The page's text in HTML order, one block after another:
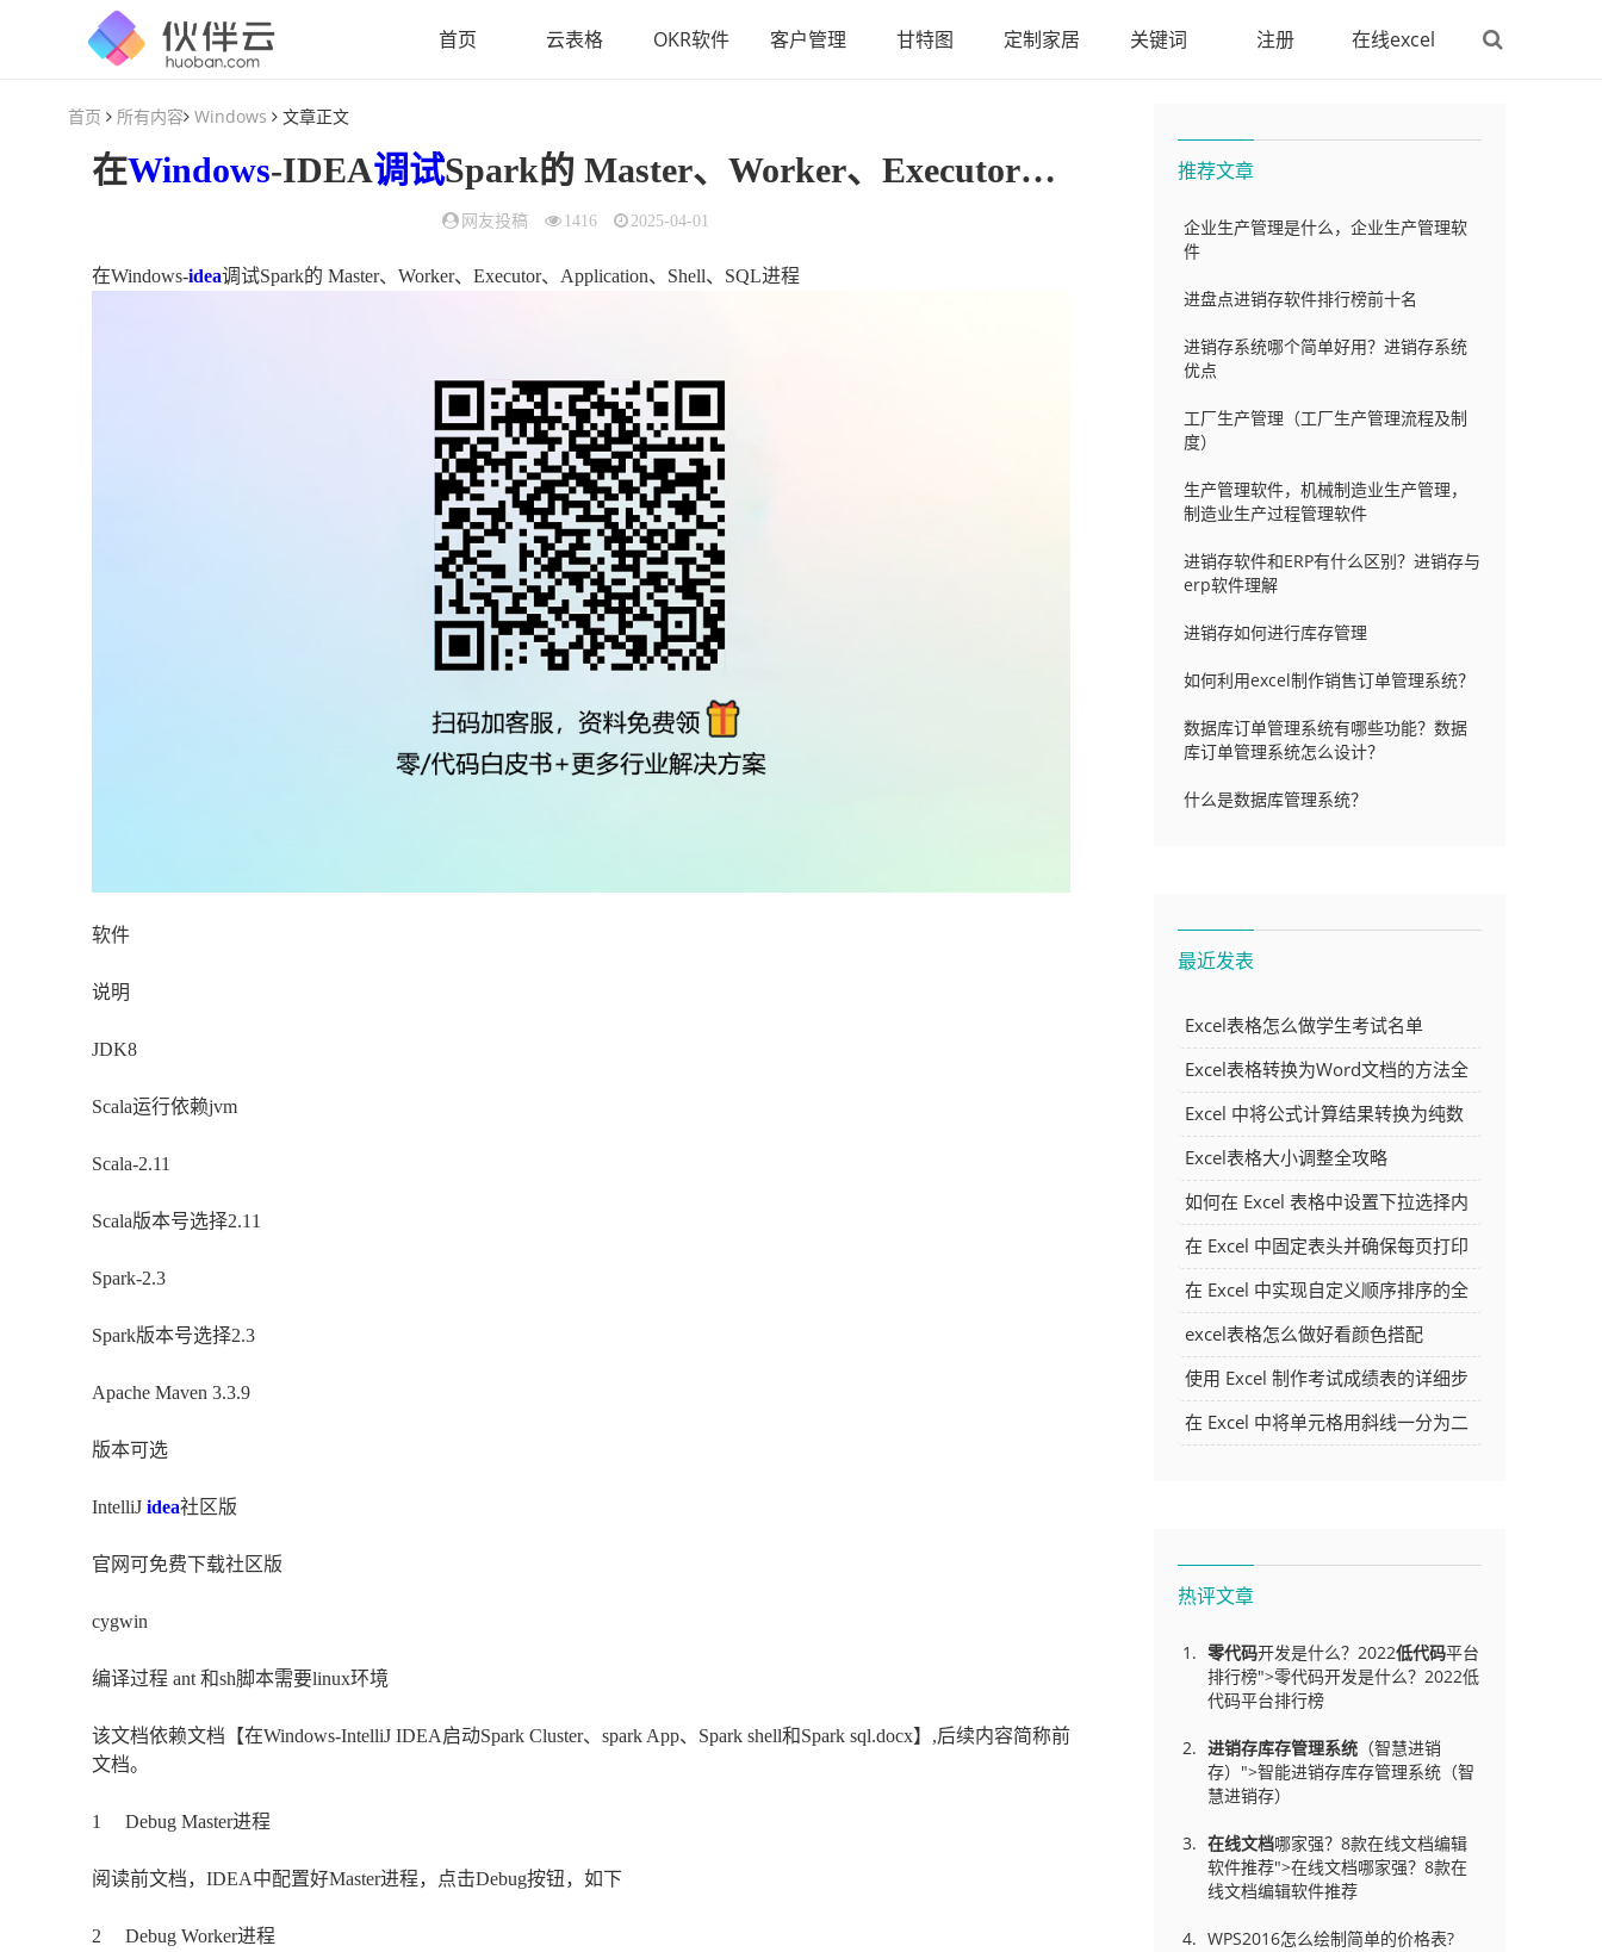
首页 云表格 OKR软件 客户管理 甘特图 定制家居 关键词 注册 在线excel
首页 所有内容 Windows 文章正文
在Windows-IDEA调试Spark的 Master、Worker、Executor、Application、Shell
网友投稿 1416 2025-04-01
在Windows-idea调试Spark的 Master、Worker、Executor、Application、Shell、SQL进程
软件
说明
JDK8
Scala运行依赖jvm
Scala-2.11
Scala版本号选择2.11
Spark-2.3
Spark版本号选择2.3
Apache Maven 3.3.9
版本可选
IntelliJ idea社区版
官网可免费下载社区版
cygwin
编译过程 ant 和sh脚本需要linux环境
该文档依赖文档【在Windows-IntelliJ IDEA启动Spark Cluster、spark App、Spark shell和Spark sql.docx】,后续内容简称前
文档。
1 Debug Master进程
阅读前文档，IDEA中配置好Master进程，点击Debug按钮，如下
2 Debug Worker进程
推荐文章
企业生产管理是什么，企业生产管理软
件
进盘点进销存软件排行榜前十名
进销存系统哪个简单好用？进销存系统
优点
工厂生产管理（工厂生产管理流程及制
度）
生产管理软件，机械制造业生产管理，
制造业生产过程管理软件
进销存软件和ERP有什么区别？进销存与
erp软件理解
进销存如何进行库存管理
如何利用excel制作销售订单管理系统？
数据库订单管理系统有哪些功能？数据
库订单管理系统怎么设计？
什么是数据库管理系统？
最近发表
Excel表格怎么做学生考试名单
Excel表格转换为Word文档的方法全
解析
Excel 中将公式计算结果转换为纯数
字的多种方法
Excel表格大小调整全攻略
如何在 Excel 表格中设置下拉选择内
容
在 Excel 中固定表头并确保每页打印
时都显示表头的方法详解
在 Excel 中实现自定义顺序排序的全
面指南
excel表格怎么做好看颜色搭配
使用 Excel 制作考试成绩表的详细步
骤及技巧
在 Excel 中将单元格用斜线一分为二
热评文章
零代码开发是什么？2022低代码平台
排行榜">零代码开发是什么？2022低
代码平台排行榜
进销存库存管理系统 （智慧进销
存）">智能进销存库存管理系统（智
慧进销存）
在线文档哪家强？8款在线文档编辑
软件推荐">在线文档哪家强？8款在
线文档编辑软件推荐
WPS2016怎么绘制简单的价格表?